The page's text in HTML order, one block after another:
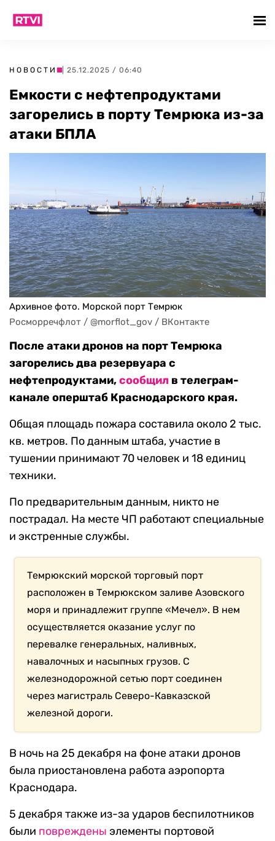
НОВОСТИ | 25.12.2025 / 06:40
Емкости с нефтепродуктами
загорелись в порту Темрюка из-за
атаки БПЛА
Архивное фото. Морской порт Темрюк
Росморречфлот / @morflot_gov / ВКонтакте
После атаки дронов на порт Темрюка
загорелись два резервуара с
нефтепродуктами,сообщил в телеграм-
канале оперштаб Краснодарского края.
Общая площадь пожара составила около 2 тыс.
кв. метров. По данным штаба, участие в
тушении принимают 70 человек и 18 единиц
техники.
По предварительным данным, никто не
пострадал. На месте ЧП работают специальные
и экстренные службы.
Темрюкский морской торговый порт
расположен в Темрюкском заливе Азовского
моря и принадлежит группе «Мечел». В нем
осуществляется оказание услуг по
перевалке генеральных, наливных,
навалочных и насыпных грузов. С
железнодорожной сетью порт соединен
через магистраль Северо-Кавказской
железной дороги.
В ночь на 25 декабря на фоне атаки дронов
была приостановлена работа аэропорта
Краснодара.
5 декабря также из-за ударов беспилотников
были повреждены элементы портовой